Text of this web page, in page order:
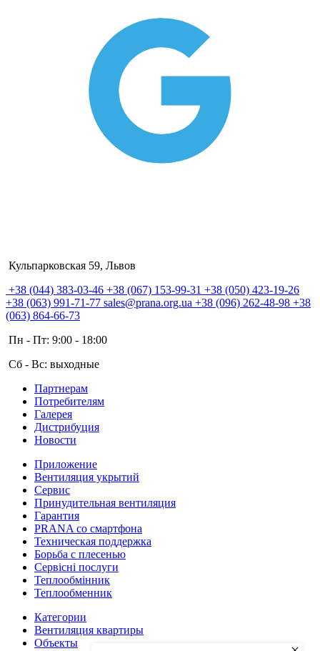
Кульпарковская 59, Львов
+38 (044) 383-03-46 +38 (067) 153-99-31 +38 (050) 423-19-26
+38 (063) 991-71-77 sales@prana.org.ua +38 (096) 262-48-98 +38
(063) 864-66-73
Пн - Пт: 9:00 - 18:00
Сб - Вс: выходные
Партнерам
Потребителям
Галерея
Дистрибуция
Новости
Приложение
Вентиляция укрытий
Сервис
Принудительная вентиляция
Гарантия
PRANA со смартфона
Техническая поддержка
Борьба с плесенью
Сервісні послуги
Теплообмінник
Теплообменник
Категории
Вентиляция квартиры
Объекты